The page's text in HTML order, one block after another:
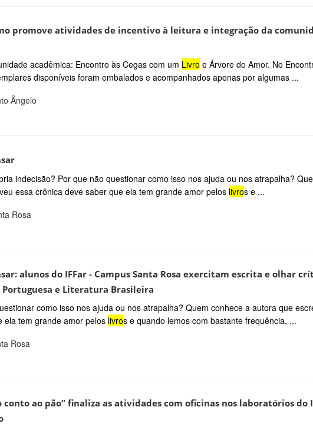
promove atividades de incentivo à leitura e integração da
acadêmica: Encontro às Cegas com um Livro e Árvore do Amor. No
disponíveis foram embalados e acompanhados apenas por algumas ...
Ângelo
indecisão? Por que não questionar como isso nos ajuda ou nos atrapalha?
essa crônica deve saber que ela tem grande amor pelos livros e ...
Rosa
alunos do IFFar - Campus Santa Rosa exercitam escrita e olhar
e Literatura Brasileira
como isso nos ajuda ou nos atrapalha? Quem conhece a autora que
ela tem grande amor pelos livros e quando lemos com bastante frequência, ...
Rosa
conto ao pão” finaliza as atividades com oficinas nos laboratórios do